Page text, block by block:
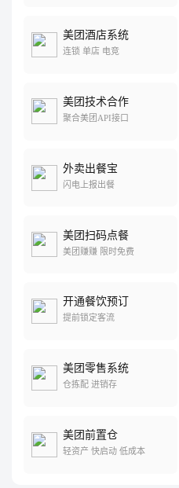
美团酒店系统
连锁 单店 电竞
美团技术合作
聚合美团API接口
外卖出餐宝
闪电上报出餐
美团扫码点餐
美团赚赚 限时免费
开通餐饮预订
提前锁定客流
美团零售系统
仓拣配 进销存
美团前置仓
轻资产 快启动 低成本